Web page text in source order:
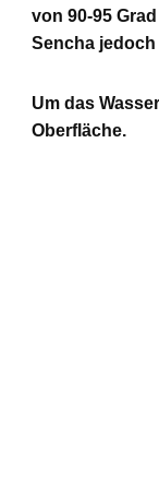
von 90-95
Sencha jedoch
Um das
Oberfläche.